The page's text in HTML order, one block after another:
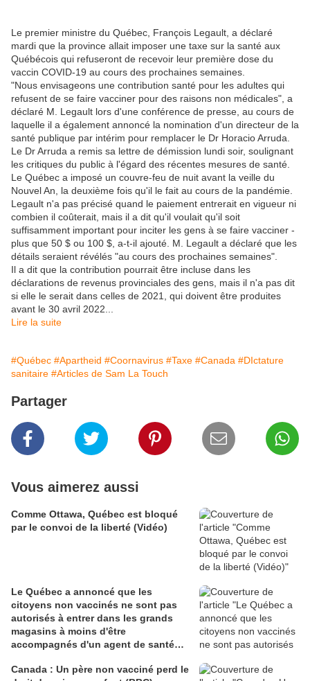
Le premier ministre du Québec, François Legault, a déclaré
mardi que la province allait imposer une taxe sur la santé aux
Québécois qui refuseront de recevoir leur première dose du
vaccin COVID-19 au cours des prochaines semaines.
"Nous envisageons une contribution santé pour les adultes qui
refusent de se faire vacciner pour des raisons non médicales", a
déclaré M. Legault lors d'une conférence de presse, au cours de
laquelle il a également annoncé la nomination d'un directeur de la
santé publique par intérim pour remplacer le Dr Horacio Arruda.
Le Dr Arruda a remis sa lettre de démission lundi soir, soulignant
les critiques du public à l'égard des récentes mesures de santé.
Le Québec a imposé un couvre-feu de nuit avant la veille du
Nouvel An, la deuxième fois qu'il le fait au cours de la pandémie.
Legault n'a pas précisé quand le paiement entrerait en vigueur ni
combien il coûterait, mais il a dit qu'il voulait qu'il soit
suffisamment important pour inciter les gens à se faire vacciner -
plus que 50 $ ou 100 $, a-t-il ajouté. M. Legault a déclaré que les
détails seraient révélés "au cours des prochaines semaines".
Il a dit que la contribution pourrait être incluse dans les
déclarations de revenus provinciales des gens, mais il n'a pas dit
si elle le serait dans celles de 2021, qui doivent être produites
avant le 30 avril 2022...
Lire la suite
#Québec #Apartheid #Coornavirus #Taxe #Canada #DIctature
sanitaire #Articles de Sam La Touch
Partager
Vous aimerez aussi
Comme Ottawa, Québec est bloqué
par le convoi de la liberté (Vidéo)
Le Québec a annoncé que les
citoyens non vaccinés ne sont pas
autorisés à entrer dans les grands
magasins à moins d'être
accompagnés d'un agent de santé
qu'ils n'achètent rien d'autre que de
Canada : Un père non vacciné perd le